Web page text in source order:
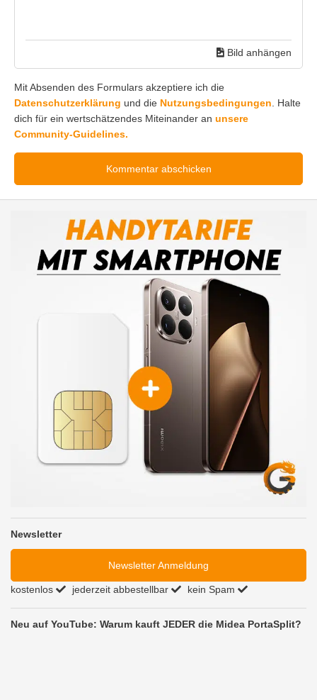
Bild anhängen
Mit Absenden des Formulars akzeptiere ich die
Datenschutzerklärung und die Nutzungsbedingungen . Halte
dich für ein wertschätzendes Miteinander an unsere
Community-Guidelines.
Newsletter
Newsletter Anmeldung
kostenlos jederzeit abbestellbar kein Spam
Neu auf YouTube: Warum kauft JEDER die Midea PortaSplit?